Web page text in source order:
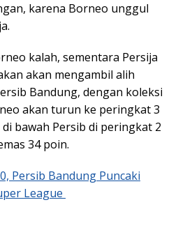
karena Borneo unggul
kalah, sementara Persija
akan mengambil alih
Bandung, dengan koleksi
akan turun ke peringkat 3
bawah Persib di peringkat 2
34 poin.
Persib Bandung Puncaki
League